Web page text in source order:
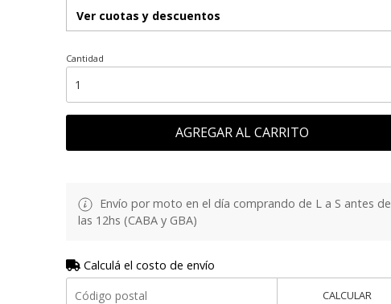
Ver cuotas y descuentos
Cantidad
AGREGAR AL CARRITO
Envío por moto en el día comprando de L a S antes de
las 12hs (CABA y GBA)
Calculá el costo de envío
CALCULAR